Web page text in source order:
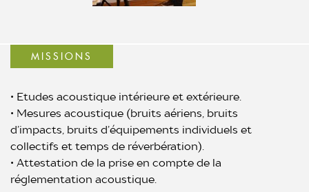
MISSIONS
• Etudes acoustique intérieure et extérieure.
• Mesures acoustique (bruits aériens, bruits
d’impacts, bruits d’équipements individuels et
collectifs et temps de réverbération).
• Attestation de la prise en compte de la
réglementation acoustique.